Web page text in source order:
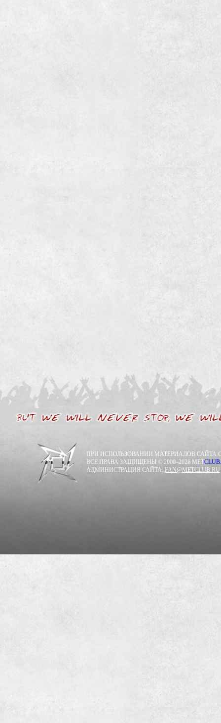
ПРИ ИСПОЛЬЗОВАНИИ МАТЕРИАЛОВ САЙТА
ВСЕ ПРАВА ЗАЩИЩЕНЫ © 2000–2026 METCLUB.
АДМИНИСТРАЦИЯ САЙТА: FAN@METCLUB.RU